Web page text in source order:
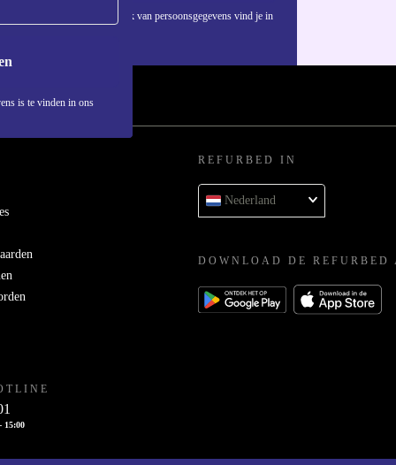
is te vinden in ons
Informatie over het gebruik van persoonsgegevens vind je in
15:00
REFURBED IN
Nederland
DOWNLOAD DE REFURBED